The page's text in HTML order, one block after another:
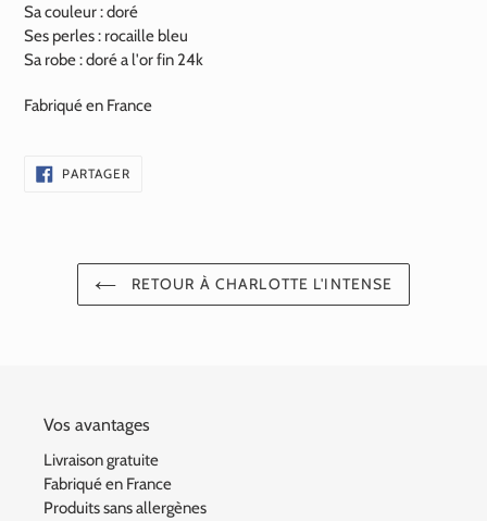
Sa couleur : doré
Ses perles : rocaille bleu
Sa robe : doré a l'or fin 24k
Fabriqué en France
PARTAGERPARTAGER
SUR
RETOUR À CHARLOTTE L'INTENSE
Vos avantages
Livraison gratuite
Fabriqué en France
Produits sans allergènes